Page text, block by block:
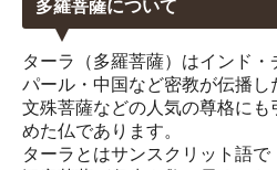
多羅菩薩について
ターラ（多羅菩薩）はインド
パール・中国など密教が伝播
文殊菩薩などの人気の尊格に
めた仏であります。
ターラとはサンスクリット語で